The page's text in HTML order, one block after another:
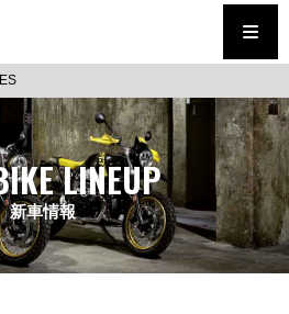
LINEUP
新車情報